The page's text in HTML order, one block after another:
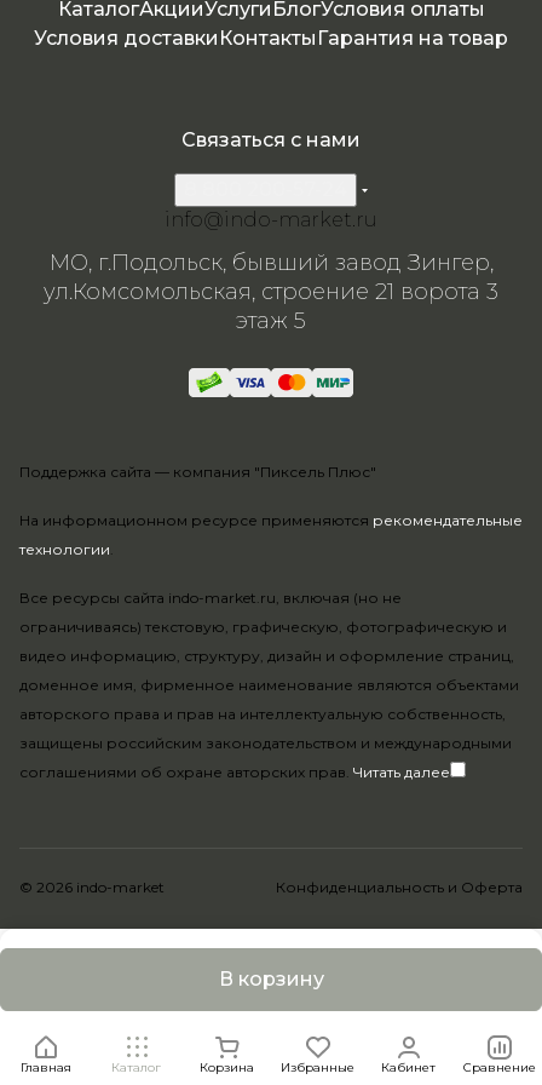
я
В корзину
Главная Каталог Корзина Избранные Кабинет Сравнение
КаталогАкцииУслуги БлогУсловия оплаты
Условия доставки Контакты Гарантия на товар
На информационном ресурсе применяются рекомендательные
технологии.
Все ресурсы сайта indo-market.ru, включая (но не
ограничиваясь) текстовую, графическую, фотографическую и
видео информацию, структуру, дизайн и оформление страниц,
доменное имя, фирменное наименование являются объектами
авторского права и прав на интеллектуальную собственность,
защищены российским законодательством и международными
соглашениями об охране авторских прав. Читать далее
Связаться с нами
info@indo-market.ru
МО, г.Подольск, бывший завод Зингер,
ул.Комсомольская, строение 21 ворота 3
этаж 5
Поддержка сайта — компания "Пиксель Плюс"
© 2026 indo-market Конфиденциальность и Оферта